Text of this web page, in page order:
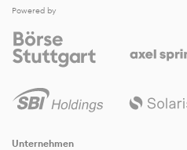
Powered by
Unternehmen